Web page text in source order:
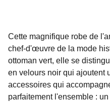
Cette magnifique robe de
chef-d'œuvre de la mode
ottoman vert, elle se
en velours noir qui ajoutent
accessoires qui
parfaitement l'ensemble :